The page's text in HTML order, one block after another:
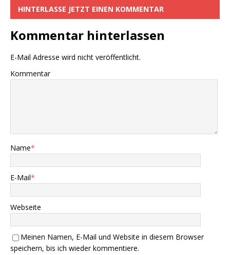
HINTERLASSE JETZT EINEN KOMMENTAR
Kommentar hinterlassen
E-Mail Adresse wird nicht veröffentlicht.
Kommentar
Name*
E-Mail*
Webseite
Meinen Namen, E-Mail und Website in diesem Browser
speichern, bis ich wieder kommentiere.